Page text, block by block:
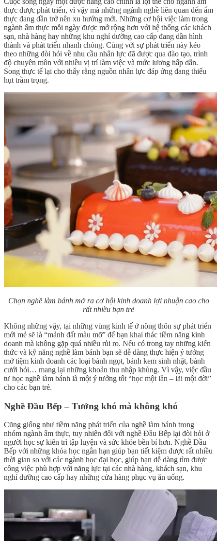
thực được phát triển, vì vậy mà những ngành nghề liên quan đến ẩm
thực đang dần trở nên xu hướng mới. Những cơ hội việc làm trong
ngành ẩm thực mỗi ngày được mở rộng hơn với hệ thống các khách
sạn, nhà hàng hay những khu nghỉ dưỡng cao cấp đang dần hình
thành và phát triển nhanh chóng. Cùng với sự phát triển này kéo
theo những đòi hỏi về nhu cầu nhân lực đã được qua đào tạo, trình
độ chuyên môn với nhiều vị trí làm việc và mức lương hấp dẫn.
Song thực tế lại cho thấy rằng nguồn nhân lực đáp ứng đang thiếu
hụt trầm trọng.
Chọn nghề làm bánh mở ra cơ hội kinh doanh lợi nhuận cao cho
rất nhiều bạn trẻ
Không những vậy, tại những vùng kinh tế ở nông thôn sự phát triển
mới mẻ sẽ là “mảnh đất màu mỡ” để bạn khai thác tiềm năng kinh
doanh mà không gặp quá nhiều rủi ro. Nếu có trong tay những kiến
thức và kỹ năng nghề làm bánh bạn sẽ dễ dàng thực hiện ý tưởng
mở tiệm kinh doanh các loại bánh ngọt, bánh kem sinh nhật, bánh
cưới hỏi… mang lại những khoản thu nhập khủng. Vì vậy, việc đầu
tư học nghề làm bánh là một ý tưởng tốt “học một lần – lãi một đời”
cho các bạn trẻ.
Nghề Đầu Bếp – Tưởng khó mà không khó
Cũng giống như tiềm năng phát triển của nghề làm bánh trong
nhóm ngành ẩm thực, tuy nhiên đối với nghề Đầu Bếp lại đòi hỏi ở
người học sự kiên trì tập luyện và sức khỏe bền bỉ hơn. Nghề Đầu
Bếp với những khóa học ngắn hạn giúp bạn tiết kiệm được rất nhiều
thời gian so với các ngành học đại học, giúp bạn dễ dàng tìm được
công việc phù hợp với năng lực tại các nhà hàng, khách sạn, khu
nghỉ dưỡng cao cấp hay những cửa hàng phục vụ ăn uống.